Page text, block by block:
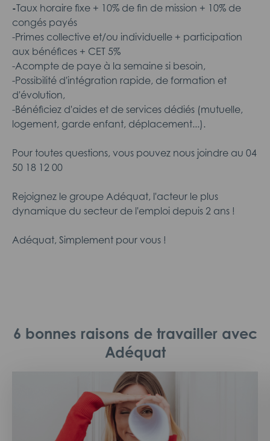
-Taux horaire fixe + 10% de fin de mission + 10% de
congés payés
-Primes collective et/ou individuelle + participation
aux bénéfices + CET 5%
-Acompte de paye à la semaine si besoin,
-Possibilité d'intégration rapide, de formation et
d'évolution,
-Bénéficiez d'aides et de services dédiés (mutuelle,
logement, garde enfant, déplacement...).
Pour toutes questions, vous pouvez nous joindre au 04
50 18 12 00
Rejoignez le groupe Adéquat, l'acteur le plus
dynamique du secteur de l'emploi depuis 2 ans !
Adéquat, Simplement pour vous !
6 bonnes raisons de travailler avec
Adéquat